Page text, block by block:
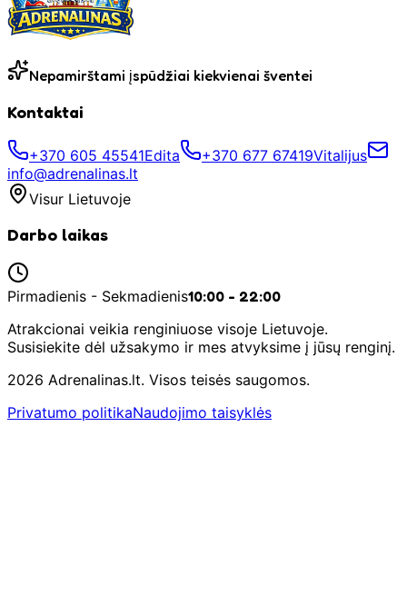
Nepamirštami įspūdžiai kiekvienai šventei
Kontaktai
+370 605 45541Edita +370 677 67419Vitalijus
info@adrenalinas.lt
Visur Lietuvoje
Darbo laikas
Pirmadienis - Sekmadienis10:00 - 22:00
Atrakcionai veikia renginiuose visoje Lietuvoje.
Susisiekite dėl užsakymo ir mes atvyksime į jūsų renginį.
2026 Adrenalinas.lt. Visos teisės saugomos.
Privatumo politikaNaudojimo taisyklės